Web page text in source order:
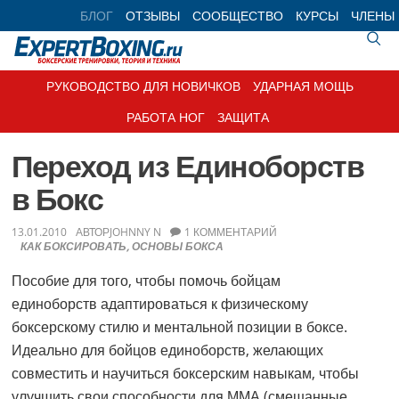
to
primary
navigation
to
main
content
to
primary
sidebar
to
footer
БЛОГ ОТЗЫВЫ СООБЩЕСТВО КУРСЫ ЧЛЕНЫ
РУКОВОДСТВО ДЛЯ НОВИЧКОВ
УДАРНАЯ МОЩЬ
РАБОТА НОГ
ЗАЩИТА
Переход из Единоборств
в Бокс
13.01.2010 АВТОРJOHNNY N
КАК БОКСИРОВАТЬ,ОСНОВЫ БОКСА
1 КОММЕНТАРИЙ
Пособие для того, чтобы помочь бойцам
единоборств адаптироваться к физическому
боксерскому стилю и ментальной позиции в боксе.
Идеально для бойцов единоборств, желающих
совместить и научиться боксерским навыкам, чтобы